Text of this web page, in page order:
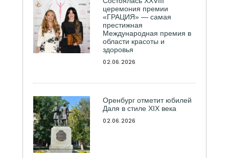
церемония премии
«ГРАЦИЯ» — самая
престижная
Международная премия в
области красоты и
здоровья
02.06.2026
Оренбург отметит юбилей
Даля в стиле XIX века
02.06.2026